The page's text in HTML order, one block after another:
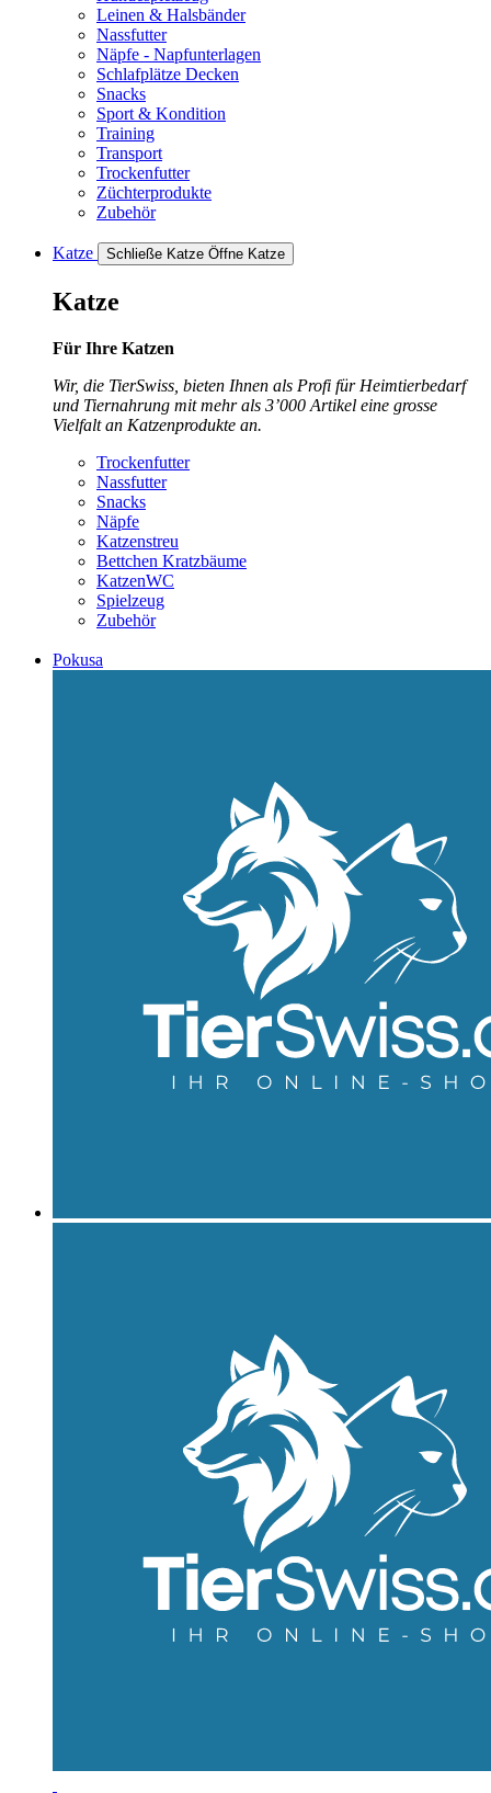
Leinen & Halsbänder
Nassfutter
Näpfe - Napfunterlagen
Schlafplätze Decken
Snacks
Sport & Kondition
Training
Transport
Trockenfutter
Züchterprodukte
Zubehör
Katze Schließe Katze Öffne Katze
Katze
Für Ihre Katzen
Wir, die TierSwiss, bieten Ihnen als Profi für Heimtierbedarf
und Tiernahrung mit mehr als 3’000 Artikel eine grosse
Vielfalt an Katzenprodukte an.
Trockenfutter
Nassfutter
Snacks
Näpfe
Katzenstreu
Bettchen Kratzbäume
KatzenWC
Spielzeug
Zubehör
Pokusa